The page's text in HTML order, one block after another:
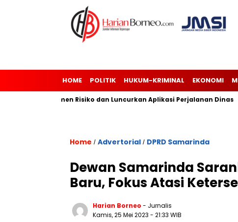
HOME POLITIK HUKUM-KRIMINAL EKONOMI
Manajemen Risiko dan Luncurkan Aplikasi Perjalanan Dinas
Home / Advertorial / DPRD Samarinda
Dewan Samarinda
Baru, Fokus Atasi
Harian Borneo - Jurnalis
Kamis, 25 Mei 2023 - 21:33 WIB